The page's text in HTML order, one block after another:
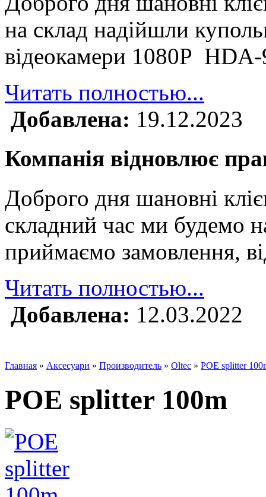
на склад надійшли
відеокамери 1080P
Читать полностью...
Добавлена: 19.12.2023
Компанія відновлює
Доброго дня шановні
складний час ми будемо
приймаємо замовлення,
Читать полностью...
Добавлена: 12.03.2022
Главная » Аксесуари » Производитель » Oltec » POE splitter
POE splitter 100m